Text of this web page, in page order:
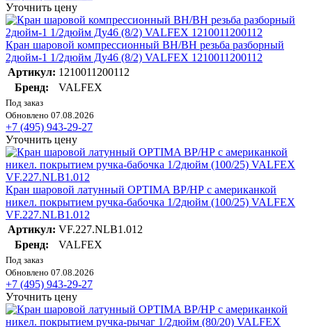
Уточнить цену
Кран шаровой компрессионный ВН/ВН резьба разборный
2дюйм-1 1/2дюйм Ду46 (8/2) VALFEX 1210011200112
Артикул: 1210011200112
Бренд:
VALFEX
Под заказ
Обновлено 07.08.2026
+7 (495) 943-29-27
Уточнить цену
Кран шаровой латунный OPTIMA ВР/НР с американкой
никел. покрытием ручка-бабочка 1/2дюйм (100/25) VALFEX
VF.227.NLB1.012
Артикул: VF.227.NLB1.012
Бренд:
VALFEX
Под заказ
Обновлено 07.08.2026
+7 (495) 943-29-27
Уточнить цену